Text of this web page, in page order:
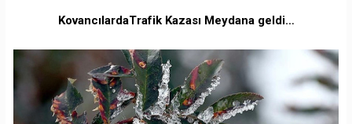
KovancılardaTrafik Kazası Meydana geldi…